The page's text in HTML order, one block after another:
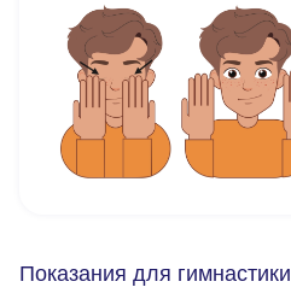
Показания для гимнастики